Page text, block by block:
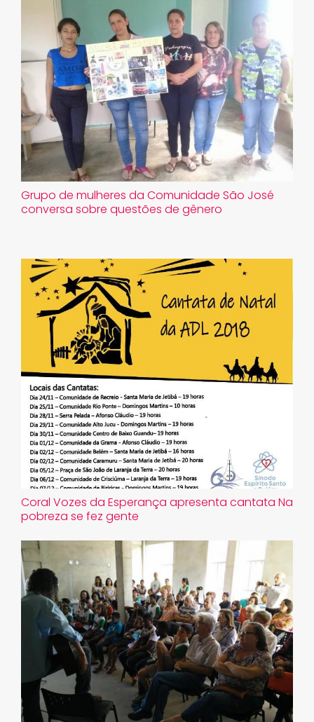
Grupo de mulheres da Comunidade São José
conversa sobre questões de gênero
Coral Vozes da Esperança apresenta cantata Na
pobreza se fez gente